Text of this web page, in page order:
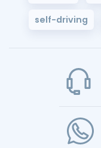
self-driving